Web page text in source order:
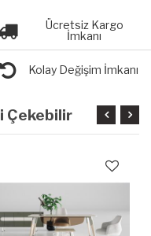
Ücretsiz Kargo
İmkanı
Kolay Değişim İmkanı
Çekebilir